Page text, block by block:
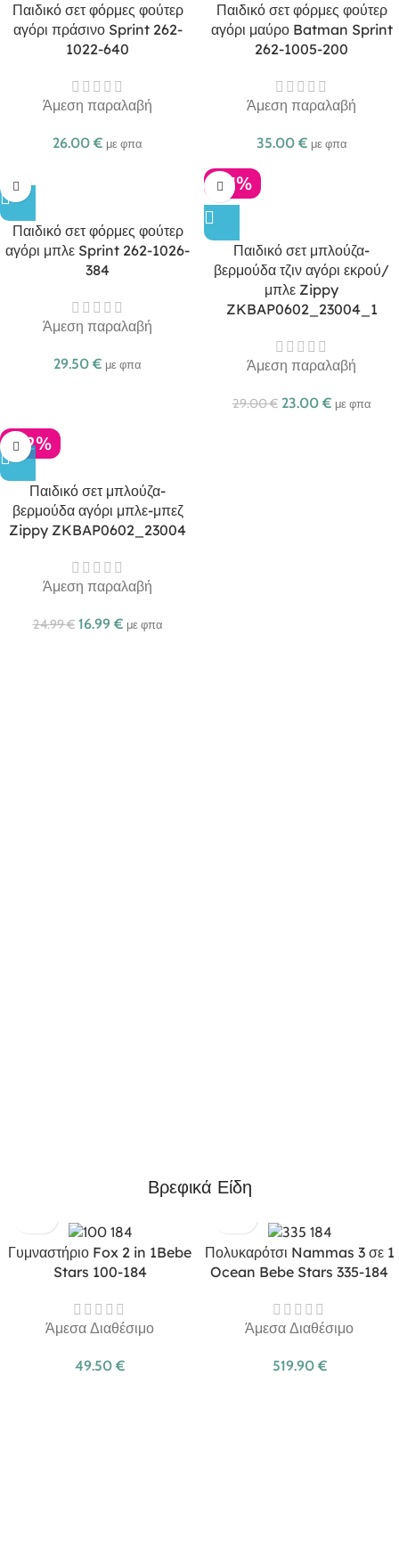
Παιδικό σετ φόρμες φούτερ
αγόρι πράσινο Sprint 262-
1022-640
Άμεση παραλαβή
26.00 € με φπα
Παιδικό σετ φόρμες φούτερ
αγόρι μαύρο Batman Sprint
262-1005-200
Άμεση παραλαβή
35.00 € με φπα
Παιδικό σετ φόρμες φούτερ
αγόρι μπλε Sprint 262-1026-
384
Άμεση παραλαβή
29.50 € με φπα
-21%
Παιδικό σετ μπλούζα-
βερμούδα τζιν αγόρι εκρού/
μπλε Zippy
ZKBAP0602_23004_1
Άμεση παραλαβή
29.00€ 23.00 € με φπα
-32%
Παιδικό σετ μπλούζα-
βερμούδα αγόρι μπλε-μπεζ
Zippy ZKBAP0602_23004
Άμεση παραλαβή
24.99€ 16.99 € με φπα
Βρεφικά Είδη
Γυμναστήριο Fox 2 in 1Bebe
Stars 100-184
Άμεσα Διαθέσιμο
49.50 €
Πολυκαρότσι Nammas 3 σε 1
Ocean Bebe Stars 335-184
Άμεσα Διαθέσιμο
519.90 €